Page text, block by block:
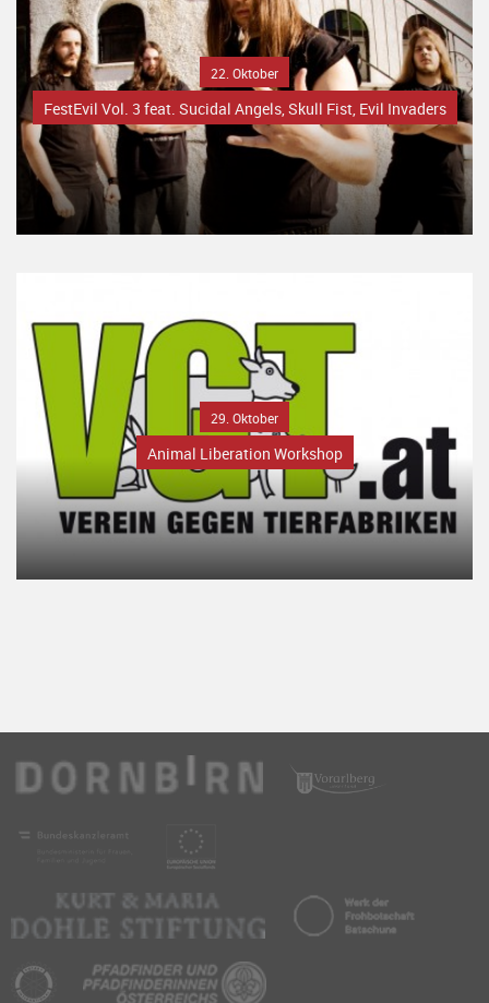
22. Oktober
FestEvil Vol. 3 feat. Sucidal Angels, Skull Fist, Evil Invaders
29. Oktober
Animal Liberation Workshop